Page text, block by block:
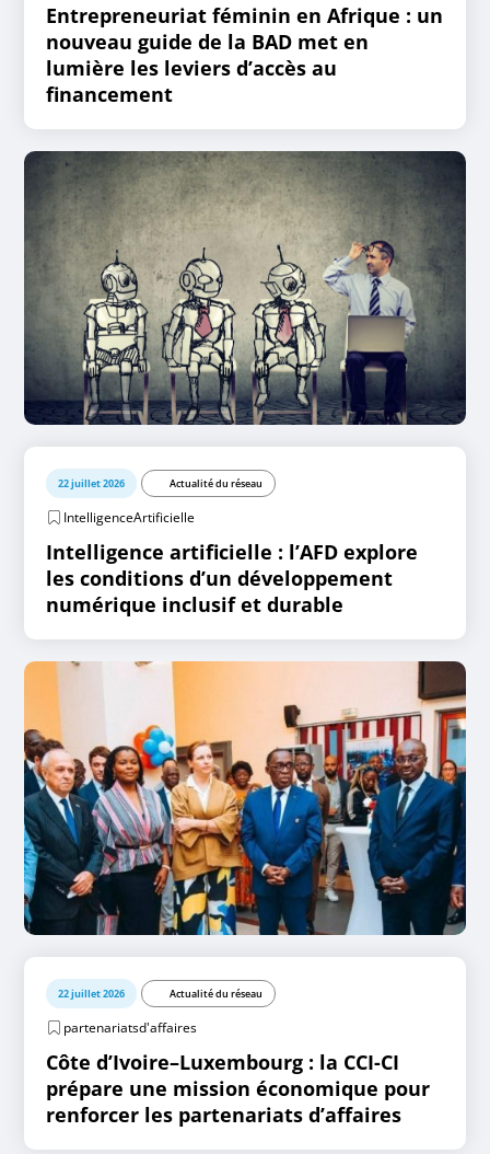
Entrepreneuriat féminin en Afrique : un
nouveau guide de la BAD met en
lumière les leviers d’accès au
financement
22 juillet 2026 Actualité du réseau
IntelligenceArtificielle
Intelligence artificielle : l’AFD explore
les conditions d’un développement
numérique inclusif et durable
22 juillet 2026 Actualité du réseau
partenariatsd'affaires
Côte d’Ivoire–Luxembourg : la CCI-CI
prépare une mission économique pour
renforcer les partenariats d’affaires